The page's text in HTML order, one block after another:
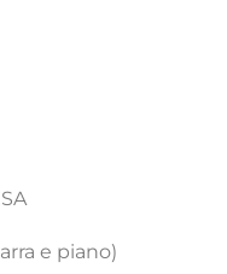
e piano)